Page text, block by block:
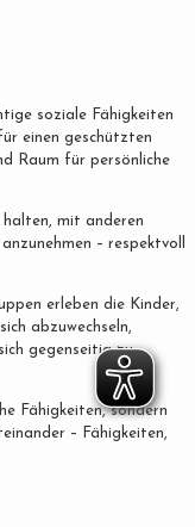
soziale Fähigkeiten
einen geschützten
Raum für persönliche
halten, mit anderen
– respektvoll
erleben die Kinder,
abzuwechseln,
gegenseitig zu
Fähigkeiten, sondern
– Fähigkeiten,